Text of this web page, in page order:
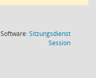
Software:Sitzungsdienst
Session(Wird in